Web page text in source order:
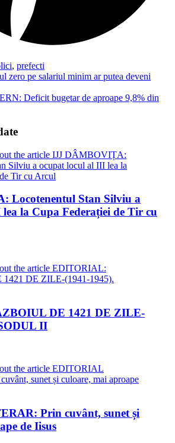
, prefecti
zero pe salariul minim ar putea deveni
Deficit bugetar de aproape 9,8% din
Locotenentul Stan Silviu a
la Cupa Federației de Tir cu
DE 1421 DE ZILE-
II
Prin cuvânt, sunet și
de Iisus